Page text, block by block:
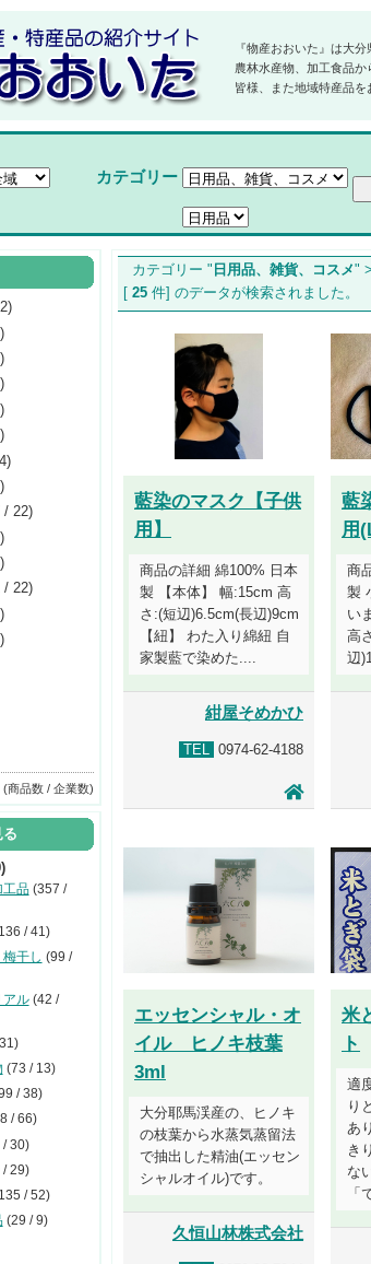
『物産おおいた』は大
農林水産物、加工食品
皆様、また地域特産品を
カテゴリー
カテゴリー " 日用品、雑貨、コスメ"
[ 25 件] のデータが検索されまし
藍染のマスク【子供
用】
商品の詳細 綿100% 日本
製 【本体】 幅:15cm 高
さ:(短辺)6.5cm(長辺)9cm
【紐】 わた入り綿紐 自
家製藍で染めた....
紺屋そめかひ
TEL 0974-62-4188
藍
用
商
製
い
高
辺
エッセンシャル・オ
イル ヒノキ枝葉
3ml
大分耶馬渓産の、ヒノキ
の枝葉から水蒸気蒸留法
で抽出した精油(エッセン
シャルオイル)です。
久恒山林株式会社
米
ト
適
り
あ
き
な
「
/ 22)
/ 22)
商品数 / 企業数)
工品(357 /
/ 41)
干し (99 /
アル(42 /
(73 / 13)
/ 38)
/ 66)
30)
29)
/ 52)
(29 / 9)